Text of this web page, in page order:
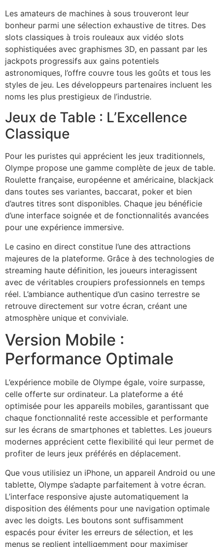
Les amateurs de machines à sous trouveront leur
bonheur parmi une sélection exhaustive de titres. Des
slots classiques à trois rouleaux aux vidéo slots
sophistiquées avec graphismes 3D, en passant par les
jackpots progressifs aux gains potentiels
astronomiques, l’offre couvre tous les goûts et tous les
styles de jeu. Les développeurs partenaires incluent les
noms les plus prestigieux de l’industrie.
Jeux de Table : L’Excellence
Classique
Pour les puristes qui apprécient les jeux traditionnels,
Olympe propose une gamme complète de jeux de table.
Roulette française, européenne et américaine, blackjack
dans toutes ses variantes, baccarat, poker et bien
d’autres titres sont disponibles. Chaque jeu bénéficie
d’une interface soignée et de fonctionnalités avancées
pour une expérience immersive.
Le casino en direct constitue l’une des attractions
majeures de la plateforme. Grâce à des technologies de
streaming haute définition, les joueurs interagissent
avec de véritables croupiers professionnels en temps
réel. L’ambiance authentique d’un casino terrestre se
retrouve directement sur votre écran, créant une
atmosphère unique et conviviale.
Version Mobile :
Performance Optimale
L’expérience mobile de Olympe égale, voire surpasse,
celle offerte sur ordinateur. La plateforme a été
optimisée pour les appareils mobiles, garantissant que
chaque fonctionnalité reste accessible et performante
sur les écrans de smartphones et tablettes. Les joueurs
modernes apprécient cette flexibilité qui leur permet de
profiter de leurs jeux préférés en déplacement.
Que vous utilisiez un iPhone, un appareil Android ou une
tablette, Olympe s’adapte parfaitement à votre écran.
L’interface responsive ajuste automatiquement la
disposition des éléments pour une navigation optimale
avec les doigts. Les boutons sont suffisamment
espacés pour éviter les erreurs de sélection, et les
menus se replient intelligemment pour maximiser